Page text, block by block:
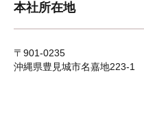
本社所在地
〒901-0235
沖縄県豊見城市名嘉地223-1